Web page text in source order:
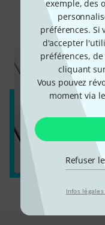
exemple, des
préférences. Si
d'accepter
préférences,
cliquant
Vous pouvez
moment via
Refuser
Infos légales